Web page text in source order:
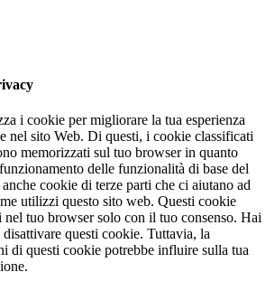
i cookie per migliorare la tua esperienza
nel sito Web. Di questi, i cookie classificati
memorizzati sul tuo browser in quanto
delle funzionalità di base del
cookie di terze parti che ci aiutano ad
utilizzi questo sito web. Questi cookie
nel tuo browser solo con il tuo consenso. Hai
questi cookie. Tuttavia, la
di questi cookie potrebbe influire sulla tua